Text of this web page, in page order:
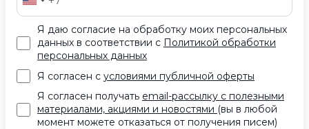
Я даю согласие на обработку моих персональных
данных в соответствии с Политикой обработки
персональных данных
Я согласен с условиями публичной оферты
Я согласен получать email-рассылку с полезными
материалами, акциями и новостями (вы в любой
момент можете отказаться от получения писем)